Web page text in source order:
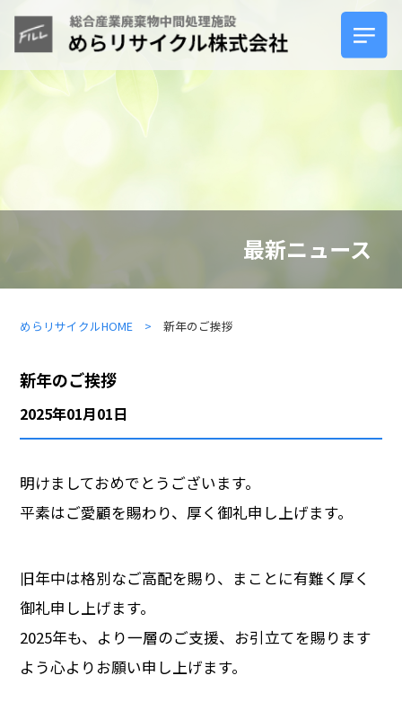
ホーム
サービスについて
よくあるご質問
会社概要
採用情報
最新ニュース
めらリサイクルHOME >新年のご挨拶
新年のご挨拶
2025年01月01日
明けましておめでとうございます。
平素はご愛顧を賜わり、厚く御礼申し上げます。
旧年中は格別なご高配を賜り、まことに有難く厚く
御礼申し上げます。
2025年も、より一層のご支援、お引立てを賜ります
よう心よりお願い申し上げます。